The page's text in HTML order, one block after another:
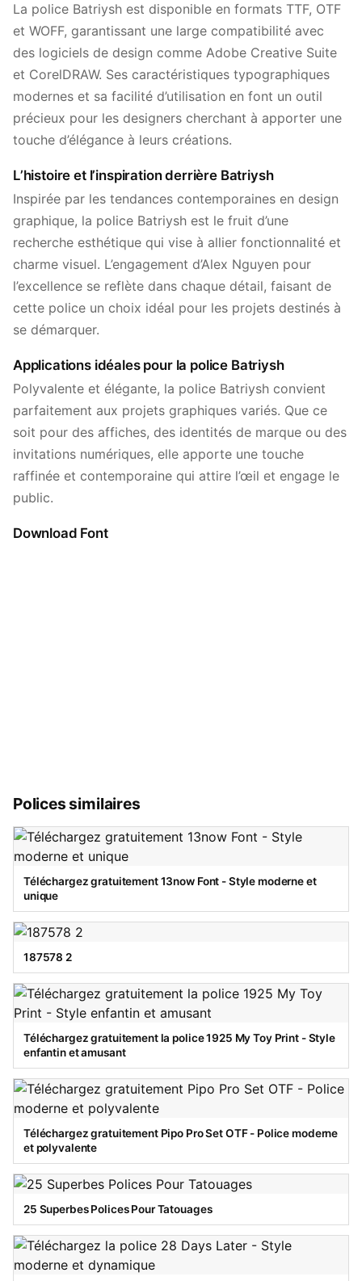
La police Batriysh est disponible en formats TTF, OTF
et WOFF, garantissant une large compatibilité avec
des logiciels de design comme Adobe Creative Suite
et CorelDRAW. Ses caractéristiques typographiques
modernes et sa facilité d’utilisation en font un outil
précieux pour les designers cherchant à apporter une
touche d’élégance à leurs créations.
L’histoire et l’inspiration derrière Batriysh
Inspirée par les tendances contemporaines en design
graphique, la police Batriysh est le fruit d’une
recherche esthétique qui vise à allier fonctionnalité et
charme visuel. L’engagement d’Alex Nguyen pour
l’excellence se reflète dans chaque détail, faisant de
cette police un choix idéal pour les projets destinés à
se démarquer.
Applications idéales pour la police Batriysh
Polyvalente et élégante, la police Batriysh convient
parfaitement aux projets graphiques variés. Que ce
soit pour des affiches, des identités de marque ou des
invitations numériques, elle apporte une touche
raffinée et contemporaine qui attire l’œil et engage le
public.
Download Font
Polices similaires
Téléchargez gratuitement 13now Font - Style moderne et
unique
187578 2
Téléchargez gratuitement la police 1925 My Toy Print - Style
enfantin et amusant
Téléchargez gratuitement Pipo Pro Set OTF - Police moderne
et polyvalente
25 Superbes Polices Pour Tatouages